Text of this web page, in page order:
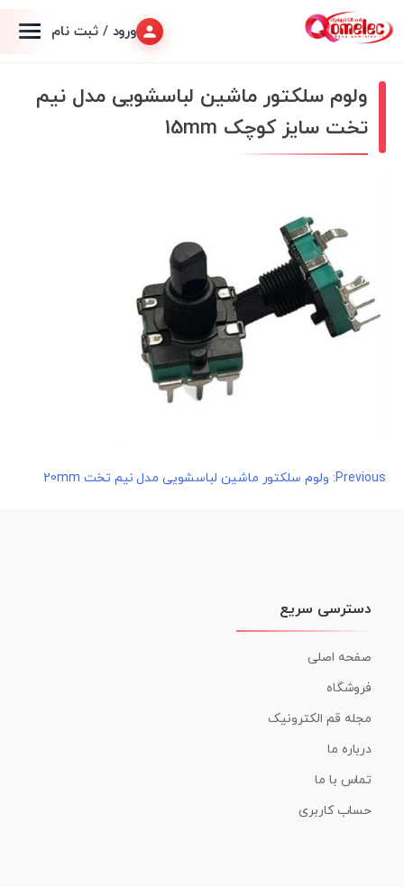
ورود / ثبت نام
ولوم سلکتور ماشین لباسشویی مدل نیم
تخت سایز کوچک 15mm
راهبری
Previous: ولوم سلکتور ماشین لباسشویی مدل نیم تخت 20mm
دسترسی سریع
صفحه اصلی
فروشگاه
مجله قم الکترونیک
درباره ما
تماس با ما
حساب کاربری